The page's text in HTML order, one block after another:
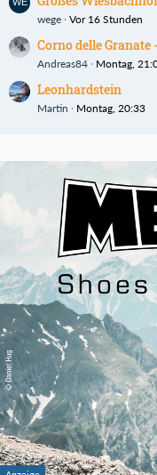
wege Vor 16 Stunden
Corno delle
Andreas84 Montag,
Leonhardstein
Martin Montag, 20:33